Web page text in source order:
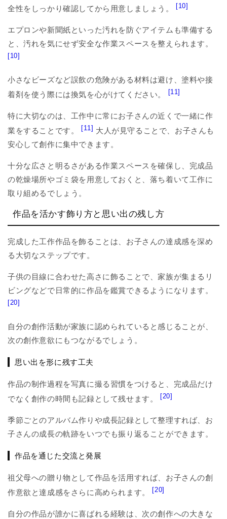
全性をしっかり確認してから用意しましょう。 [10]
エプロンや新聞紙といった汚れを防ぐアイテムも準備する
と、汚れを気にせず安全な作業スペースを整えられます。
[10]
小さなビーズなど誤飲の危険がある材料は避け、塗料や接
着剤を使う際には換気を心がけてください。
[11]
特に大切なのは、工作中に常にお子さんの近くで一緒に作
業をすることです。
[11] 大人が見守ることで、お子さんも
安心して創作に集中できます。
十分な広さと明るさがある作業スペースを確保し、完成品
の乾燥場所やゴミ袋を用意しておくと、落ち着いて工作に
取り組めるでしょう。
作品を活かす飾り方と思い出の残し方
完成した工作作品を飾ることは、お子さんの達成感を深め
る大切なステップです。
子供の目線に合わせた高さに飾ることで、家族が集まるリ
ビングなどで日常的に作品を鑑賞できるようになります。
[20]
自分の創作活動が家族に認められていると感じることが、
次の創作意欲にもつながるでしょう。
思い出を形に残す工夫
作品の制作過程を写真に撮る習慣をつけると、完成品だけ
でなく創作の時間も記録として残せます。
[20]
季節ごとのアルバム作りや成長記録として整理すれば、お
子さんの成長の軌跡をいつでも振り返ることができます。
作品を通じた交流と発展
祖父母への贈り物として作品を活用すれば、お子さんの創
作意欲と達成感をさらに高められます。
[20]
自分の作品が誰かに喜ばれる経験は、次の創作への大きな